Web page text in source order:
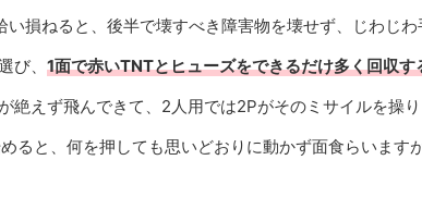
い損ねると、後半で壊すべき障害物を壊せず、じわじわ
び、 1面で赤いTNTとヒューズをできるだけ多く回収す
絶えず飛んできて、2人用では2Pがそのミサイルを操り
ると、何を押しても思いどおりに動かず面食らいま